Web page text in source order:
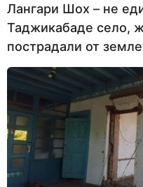
Лангари Шох – не
Таджикабаде село,
пострадали от